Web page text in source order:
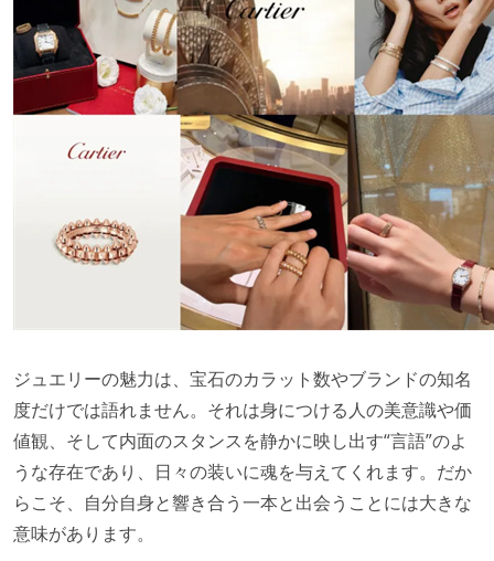
ジュエリーの魅力は、宝石のカラット数やブランドの知名
度だけでは語れません。それは身につける人の美意識や価
値観、そして内面のスタンスを静かに映し出す“言語”のよ
うな存在であり、日々の装いに魂を与えてくれます。だか
らこそ、自分自身と響き合う一本と出会うことには大きな
意味があります。